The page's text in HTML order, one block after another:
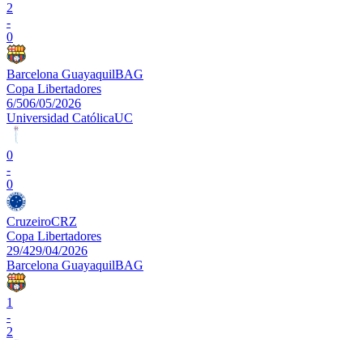
2
-
0
Barcelona GuayaquilBAG
Copa Libertadores
6/506/05/2026
Universidad CatólicaUC
0
-
0
CruzeiroCRZ
Copa Libertadores
29/429/04/2026
Barcelona GuayaquilBAG
1
-
2